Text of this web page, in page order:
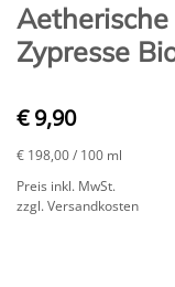
Zypresse
€ 9,90
€ 198,00/ 100 ml
Preis inkl. MwSt.
zzgl. Versandkosten